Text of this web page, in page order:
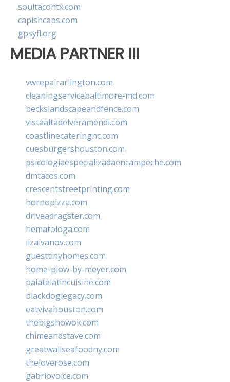
soultacohtx.com
capishcaps.com
gpsyfl.org
MEDIA PARTNER III
vwrepairarlington.com
cleaningservicebaltimore-md.com
beckslandscapeandfence.com
vistaaltadelveramendi.com
coastlinecateringnc.com
cuesburgershouston.com
psicologiaespecializadaencampeche.com
dmtacos.com
crescentstreetprinting.com
hornopizza.com
driveadragster.com
hematologa.com
lizaivanov.com
guesttinyhomes.com
home-plow-by-meyer.com
palatelatincuisine.com
blackdoglegacy.com
eatvivahouston.com
thebigshowok.com
chimeandstave.com
greatwallseafoodny.com
theloverose.com
gabriovoice.com